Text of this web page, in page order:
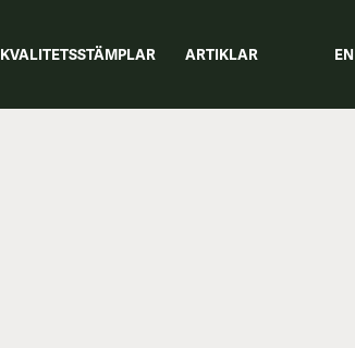
KVALITETSSTÄMPLAR ARTIKLAR EN